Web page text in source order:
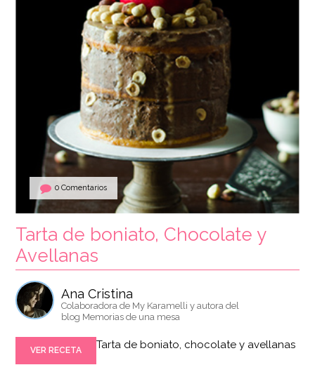
0 Comentarios
Tarta de boniato, Chocolate y
Avellanas
Ana Cristina
Colaboradora de My Karamelli y autora del
blog Memorias de una mesa
Tarta de boniato, chocolate y avellanas
VER RECETA